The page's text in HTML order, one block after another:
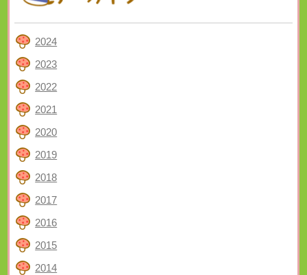
2024
2023
2022
2021
2020
2019
2018
2017
2016
2015
2014